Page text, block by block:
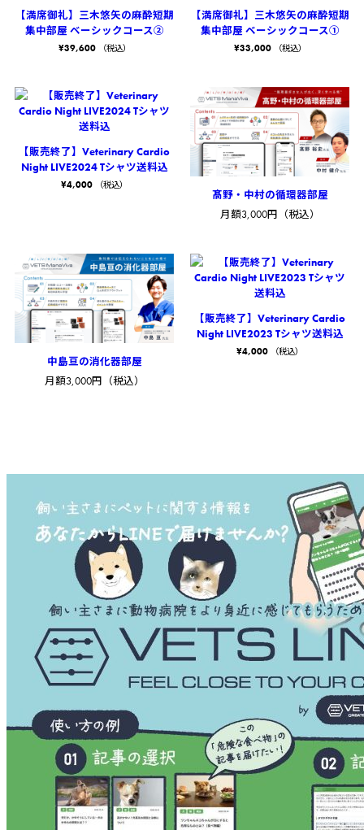
【満席御礼】三木悠矢の麻酔短期
集中部屋 ベーシックコース②
¥39,600 （税込）
【満席御礼】三木悠矢の麻酔短期
集中部屋 ベーシックコース①
¥33,000 （税込）
【販売終了】Veterinary Cardio
Night LIVE2024 Tシャツ送料込
¥4,000 （税込）
髙野・中村の循環器部屋
月額3,000円（税込）
中島亘の消化器部屋
月額3,000円（税込）
【販売終了】Veterinary Cardio
Night LIVE2023 Tシャツ送料込
¥4,000 （税込）